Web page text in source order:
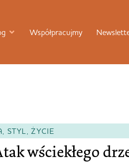
Współpracujmy
, STYL,ŻYCIE
wściekłego